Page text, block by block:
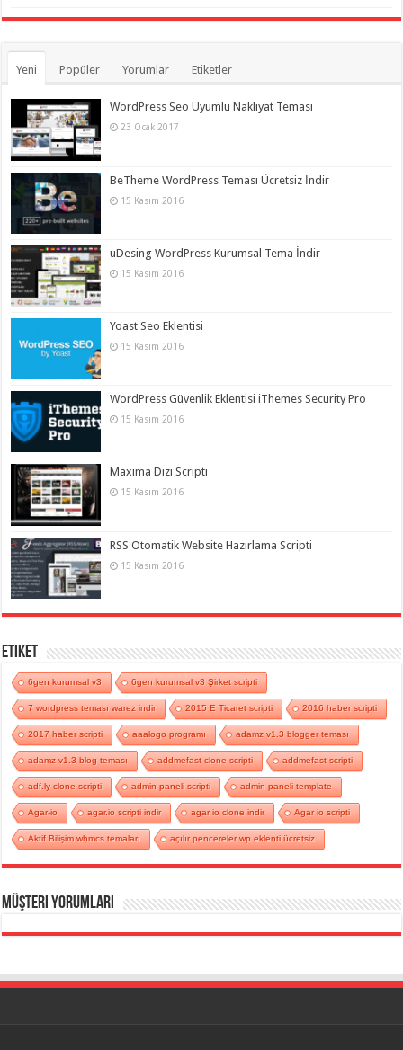
Yeni Popüler Yorumlar Etiketler
WordPress Seo Uyumlu Nakliyat Teması
23 Ocak 2017
BeTheme WordPress Teması Ücretsiz İndir
15 Kasım 2016
uDesing WordPress Kurumsal Tema İndir
15 Kasım 2016
Yoast Seo Eklentisi
15 Kasım 2016
WordPress Güvenlik Eklentisi iThemes Security Pro
15 Kasım 2016
Maxima Dizi Scripti
15 Kasım 2016
RSS Otomatik Website Hazırlama Scripti
15 Kasım 2016
Etiket
6gen kurumsal v3 6gen kurumsal v3 Şirket scripti
7 wordpress teması warez indir 2015 E Ticaret scripti 2016 haber scripti
2017 haber scripti aaalogo programı adamz v1.3 blogger teması
adamz v1.3 blog teması addmefast clone scripti addmefast scripti
adf.ly clone scripti admin paneli scripti admin paneli template
Agar-io agar.io scripti indir agar io clone indir Agar io scripti
Aktif Bilişim whmcs temaları açılır pencereler wp eklenti ücretsiz
Müşteri Yorumları